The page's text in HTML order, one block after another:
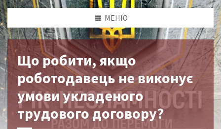
МЕНЮ
Що робити, якщо
роботодавець не виконує
умови укладеного
трудового договору?